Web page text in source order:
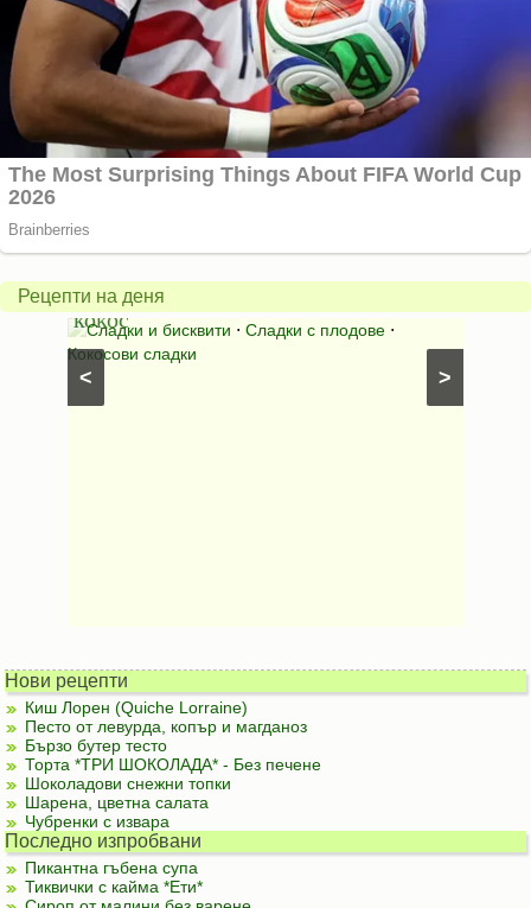
Рецепти на деня
>
<
Бисквити
с
горски
плодове
и
кокос
Сладки и бисквити ⋅ Сладки с плодове ⋅
Кокосови сладки
ден*
Нови рецепти
Киш Лорен (Quiche Lorraine)
Песто от левурда, копър и магданоз
Бързо бутер тесто
Торта *ТРИ ШОКОЛАДА* - Без печене
Шоколадови снежни топки
Шарена, цветна салата
Чубренки с извара
Последно изпробвани
Пикантна гъбена супа
Тиквички с кайма *Ети*